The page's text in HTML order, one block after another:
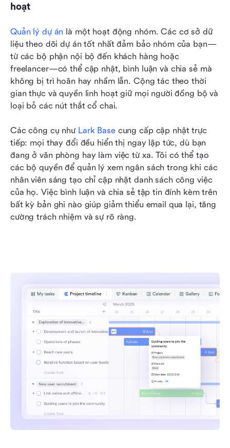
hoạt
Quản lý dự án là một hoạt động nhóm. Các cơ sở dữ
liệu theo dõi dự án tốt nhất đảm bảo nhóm của bạn—
từ các bộ phận nội bộ đến khách hàng hoặc
freelancer—có thể cập nhật, bình luận và chia sẻ mà
không bị trì hoãn hay nhầm lẫn. Cộng tác theo thời
gian thực và quyền linh hoạt giữ mọi người đồng bộ và
loại bỏ các nút thắt cổ chai.
Các công cụ như Lark Base cung cấp cập nhật trực
tiếp: mọi thay đổi đều hiển thị ngay lập tức, dù bạn
đang ở văn phòng hay làm việc từ xa. Tôi có thể tạo
các bộ quyền để quản lý xem ngân sách trong khi các
nhân viên sáng tạo chỉ cập nhật danh sách công việc
của họ. Việc bình luận và chia sẻ tập tin đính kèm trên
bất kỳ bản ghi nào giúp giảm thiểu email qua lại, tăng
cường trách nhiệm và sự rõ ràng.